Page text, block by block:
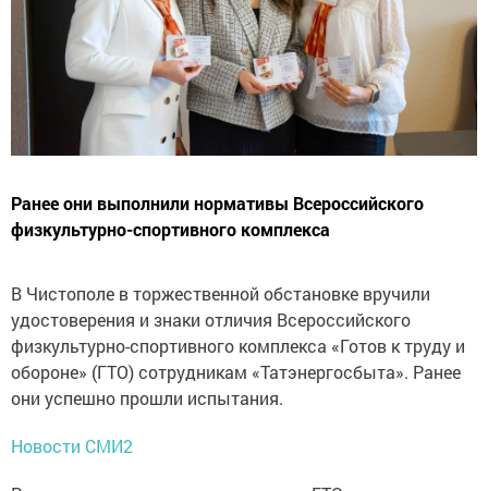
Ранее они выполнили нормативы Всероссийского
физкультурно-спортивного комплекса
В Чистополе в торжественной обстановке вручили
удостоверения и знаки отличия Всероссийского
физкультурно-спортивного комплекса «Готов к труду и
обороне» (ГТО) сотрудникам «Татэнергосбыта». Ранее
они успешно прошли испытания.
Новости СМИ2